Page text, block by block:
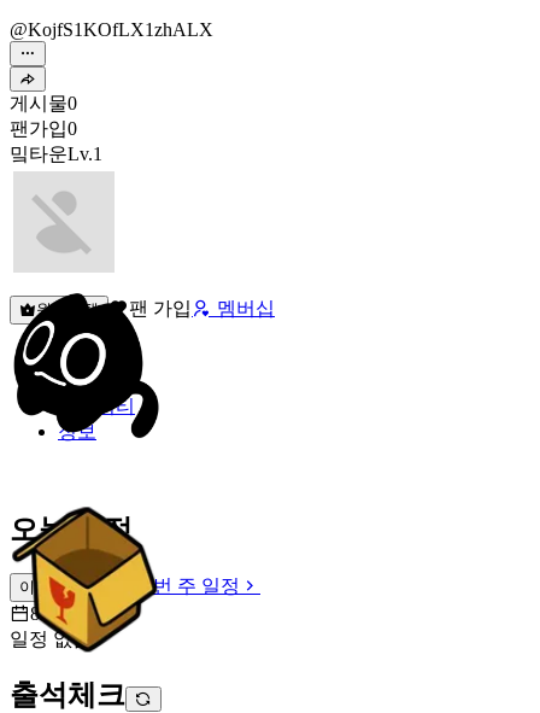
@KojfS1KOfLX1zhALX
게시물0
팬가입0
밐타운Lv.1
원픽선택 팬 가입 멤버십
밐타운
피드
커뮤니티
정보
오늘 일정
이번 주 일정
이번 주 일정
8월 9일 [일]
일정 없음
출석체크